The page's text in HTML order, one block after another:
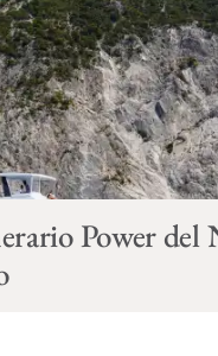
Power del